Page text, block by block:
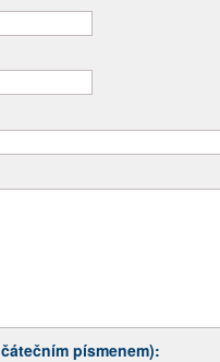
písmenem):